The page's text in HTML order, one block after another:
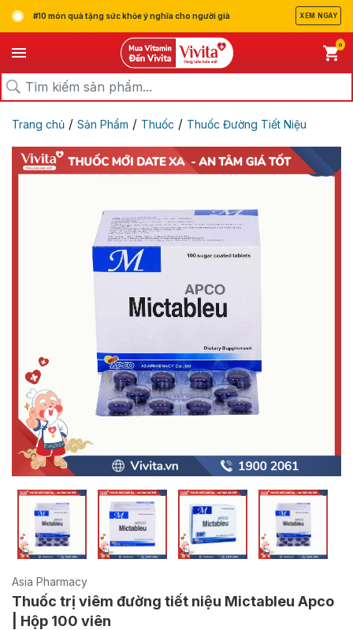
#10 món quà tặng sức khỏe ý nghĩa cho người già XEM NGAY
0
Trang chủ / Sản Phẩm / Thuốc / Thuốc Đường Tiết Niệu
Asia Pharmacy
Thuốc trị viêm đường tiết niệu Mictableu Apco
| Hộp 100 viên